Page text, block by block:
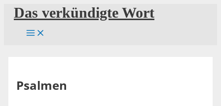
Zum
Inhalt
springen
Das verkündigte Wort
Psalmen